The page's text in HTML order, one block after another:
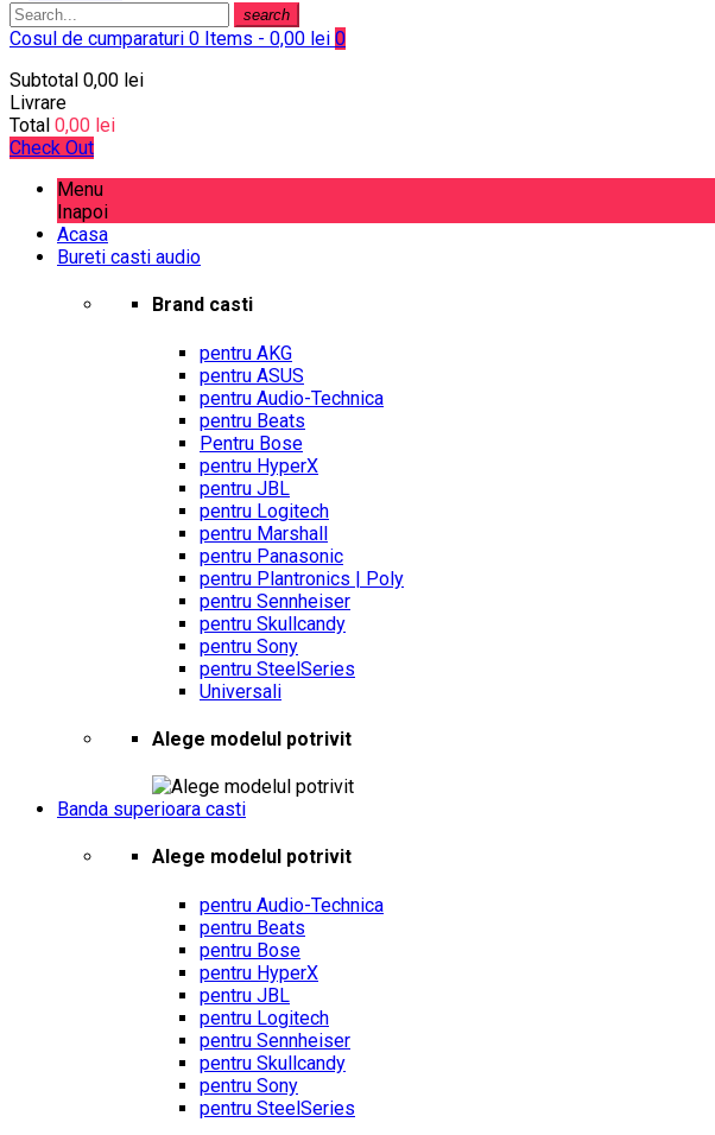
search
Cosul de cumparaturi 0 Items - 0,00 lei 0
Subtotal 0,00 lei
Livrare
Total 0,00 lei
Check Out
Menu
Inapoi
Acasa
Bureti casti audio
Brand casti
pentru AKG
pentru ASUS
pentru Audio-Technica
pentru Beats
Pentru Bose
pentru HyperX
pentru JBL
pentru Logitech
pentru Marshall
pentru Panasonic
pentru Plantronics | Poly
pentru Sennheiser
pentru Skullcandy
pentru Sony
pentru SteelSeries
Universali
Alege modelul potrivit
Banda superioara casti
Alege modelul potrivit
pentru Audio-Technica
pentru Beats
pentru Bose
pentru HyperX
pentru JBL
pentru Logitech
pentru Sennheiser
pentru Skullcandy
pentru Sony
pentru SteelSeries